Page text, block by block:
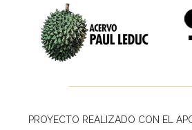
PROYECTO REALIZADO CON EL